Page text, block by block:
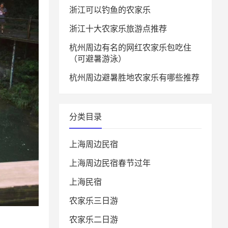
浙江可以钓鱼的农家乐
浙江十大农家乐旅游点推荐
杭州周边有名的网红农家乐包吃住
（可避暑游泳）
杭州周边避暑胜地农家乐有哪些推荐
分类目录
上海周边民宿
上海周边民宿春节过年
上海民宿
农家乐三日游
农家乐二日游